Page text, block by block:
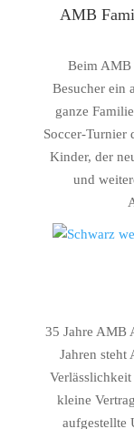
AMB
Beim AMB
Besucher ein
ganze
Soccer-Turnier
Kinder, der
und
35 Jahre AMB
Jahren
kleine
aufgestellte